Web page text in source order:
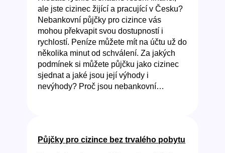
ale jste cizinec žijící a pracující v Česku?
Nebankovní půjčky pro cizince vás
mohou překvapit svou dostupností i
rychlostí. Peníze můžete mít na účtu už do
několika minut od schválení. Za jakých
podmínek si můžete půjčku jako cizinec
sjednat a jaké jsou její výhody i
nevýhody? Proč jsou nebankovní…
Půjčky pro cizince bez trvalého pobytu